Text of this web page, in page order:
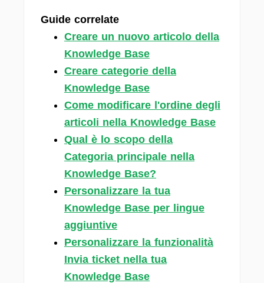
Guide correlate
Creare un nuovo articolo della
Knowledge Base
Creare categorie della
Knowledge Base
Come modificare l'ordine degli
articoli nella Knowledge Base
Qual è lo scopo della
Categoria principale nella
Knowledge Base?
Personalizzare la tua
Knowledge Base per lingue
aggiuntive
Personalizzare la funzionalità
Invia ticket nella tua
Knowledge Base